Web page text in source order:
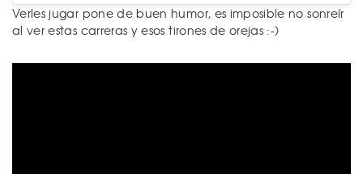
Verles jugar pone de buen humor, es imposible no sonreír
al ver estas carreras y esos tirones de orejas :-)